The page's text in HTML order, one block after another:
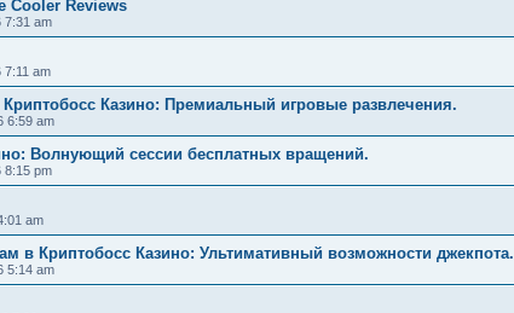
Cooler Reviews
7:31 am
7:11 am
Казино: Премиальный игровые развлечения.
6:59 am
Волнующий сессии бесплатных вращений.
8:15 pm
am
в Криптобосс Казино: Ультимативный возможности джекпота.
5:14 am